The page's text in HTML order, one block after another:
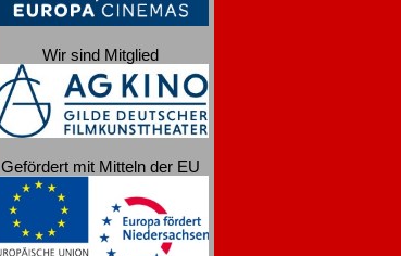
Wir sind Mitglied
Gefördert mit Mitteln der EU